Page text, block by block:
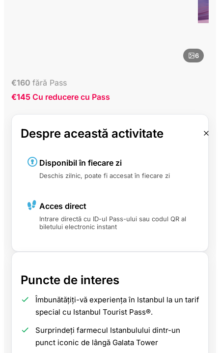
6
€160 fără Pass
€145 Cu reducere cu Pass
Despre această activitate
Disponibil în fiecare zi
Deschis zilnic, poate fi accesat în fiecare zi
Acces direct
Intrare directă cu ID-ul Pass-ului sau codul QR al
biletului electronic instant
Puncte de interes
Îmbunătățiți-vă experiența în Istanbul la un tarif
special cu Istanbul Tourist Pass®.
Surprindeți farmecul Istanbulului dintr-un
punct iconic de lângă Galata Tower